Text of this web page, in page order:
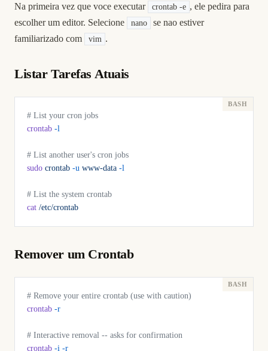
Na primeira vez que voce executar crontab -e , ele pedira para
escolher um editor. Selecione
nano
se nao estiver
familiarizado com
vim .
Listar Tarefas Atuais
# List your cron jobs
crontab -l
# List another user's cron jobs
sudo crontab -u www-data -l
# List the system crontab
cat /etc/crontab
Remover um Crontab
# Remove your entire crontab (use with caution)
crontab -r
# Interactive removal -- asks for confirmation
crontab -i -r